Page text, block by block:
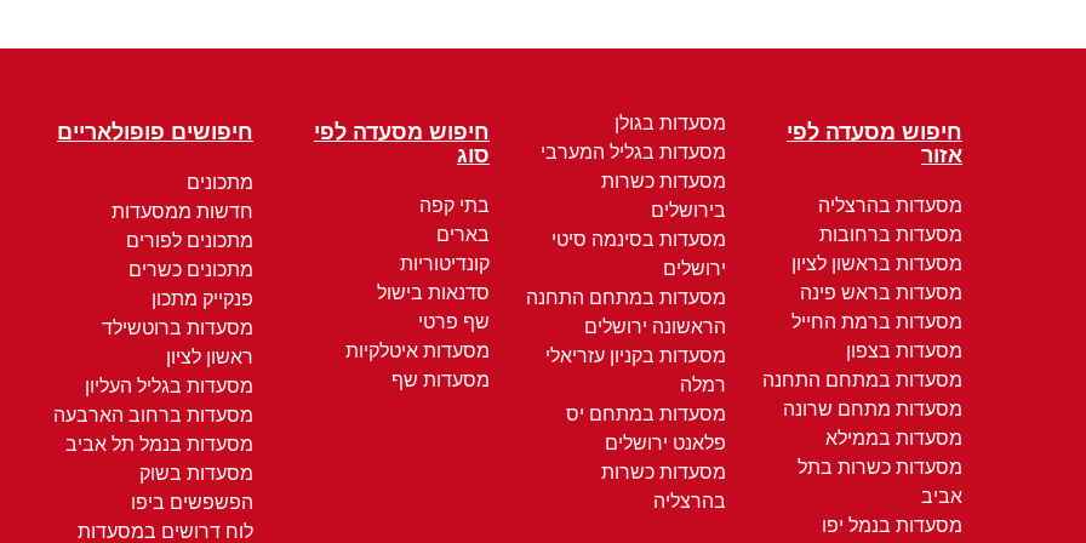
חיפוש מסעדה לפי
אזור
מסעדות בהרצליה
מסעדות ברחובות
מסעדות בראשון לציון
מסעדות בראש פינה
מסעדות ברמת החייל
מסעדות בצפון
מסעדות במתחם התחנה
מסעדות מתחם שרונה
מסעדות בממילא
מסעדות כשרות בתל
אביב
מסעדות בנמל יפו
מסעדות בגולן
מסעדות בגליל המערבי
מסעדות כשרות
בירושלים
מסעדות בסינמה סיטי
ירושלים
מסעדות במתחם התחנה
הראשונה ירושלים
מסעדות בקניון עזריאלי
רמלה
מסעדות במתחם יס
פלאנט ירושלים
מסעדות כשרות
בהרצליה
חיפוש מסעדה לפי
סוג
בתי קפה
בארים
קונדיטוריות
סדנאות בישול
שף פרטי
מסעדות איטלקיות
מסעדות שף
חיפושים פופולאריים
מתכונים
חדשות ממסעדות
מתכונים לפורים
מתכונים כשרים
פנקייק מתכון
מסעדות ברוטשילד
ראשון לציון
מסעדות בגליל העליון
מסעדות ברחוב הארבעה
מסעדות בנמל תל אביב
מסעדות בשוק
הפשפשים ביפו
לוח דרושים במסעדות